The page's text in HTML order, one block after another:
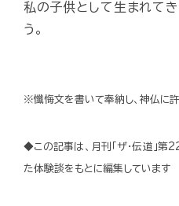
私の子供として生まれて
う。
※懺悔文を書いて奉納し、神仏に許
◆この記事は、月刊「ザ・伝道」
た体験談をもとに編集しています